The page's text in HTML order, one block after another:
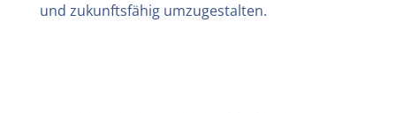
und zukunftsfähig umzugestalten.